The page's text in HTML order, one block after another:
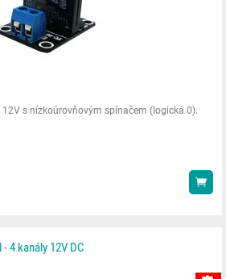
s nízkoúrovňovým spínačem (logická 0).
4 kanály 12V DC